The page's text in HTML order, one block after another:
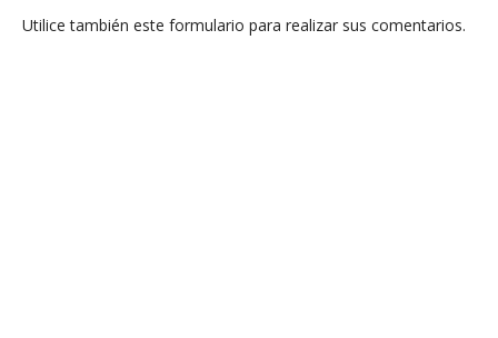
Utilice también este formulario para realizar sus comentarios.